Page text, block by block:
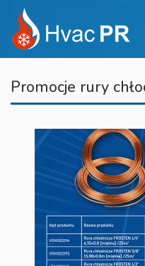
Promocje rury